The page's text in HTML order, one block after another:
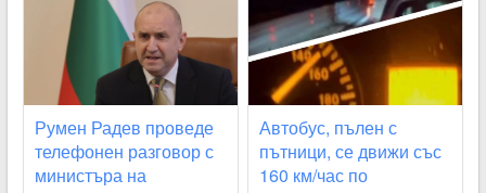
Румен Радев проведе
телефонен разговор с
министъра на
Автобус, пълен с
пътници, се движи със
160 км/час по